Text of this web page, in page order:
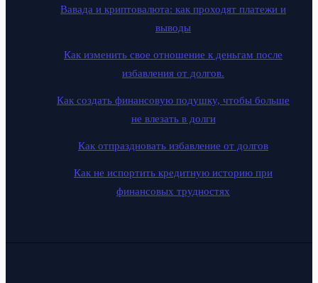
Вавада и криптовалюта: как проходят платежи и
выводы
Как изменить свое отношение к деньгам после
избавления от долгов.
Как создать финансовую подушку, чтобы больше
не влезать в долги
Как отпраздновать избавление от долгов
Как не испортить кредитную историю при
финансовых трудностях